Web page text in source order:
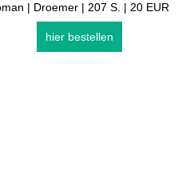
| Droemer | 207 S. | 20 EUR
hier bestellen